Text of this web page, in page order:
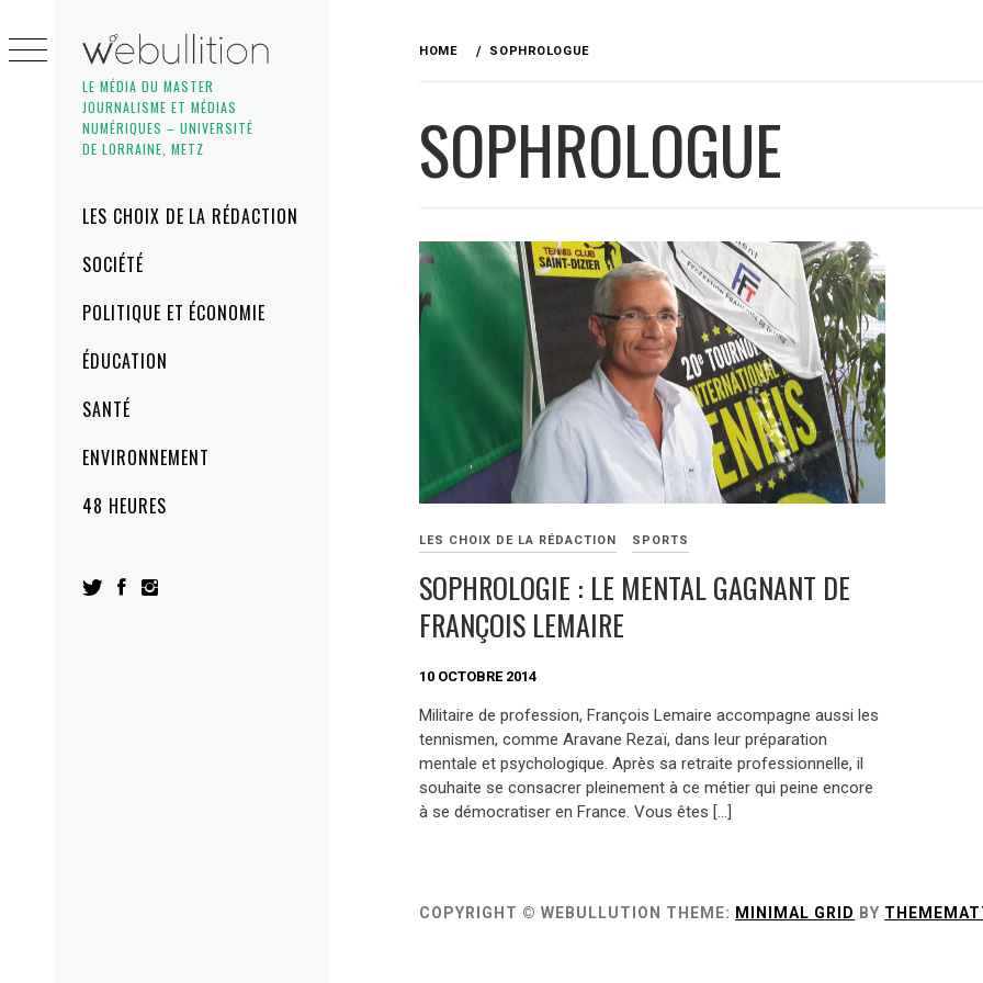
LE MÉDIA DU MASTER
JOURNALISME ET MÉDIAS
NUMÉRIQUES – UNIVERSITÉ
DE LORRAINE, METZ
MenuLES CHOIX DE LA RÉDACTION
SOCIÉTÉ
POLITIQUE ET ÉCONOMIE
ÉDUCATION
SANTÉ
ENVIRONNEMENT
48 HEURES
to
content
HOME SOPHROLOGUE
SOPHROLOGUE
LES CHOIX DE LA RÉDACTION SPORTS
SOPHROLOGIE : LE MENTAL GAGNANT DE
FRANÇOIS LEMAIRE
10 OCTOBRE 2014
Militaire de profession, François Lemaire accompagne aussi les
tennismen, comme Aravane Rezaï, dans leur préparation
mentale et psychologique. Après sa retraite professionnelle, il
souhaite se consacrer pleinement à ce métier qui peine encore
à se démocratiser en France. Vous êtes […]
COPYRIGHT © WEBULLUTION THEME: MINIMAL GRID BY